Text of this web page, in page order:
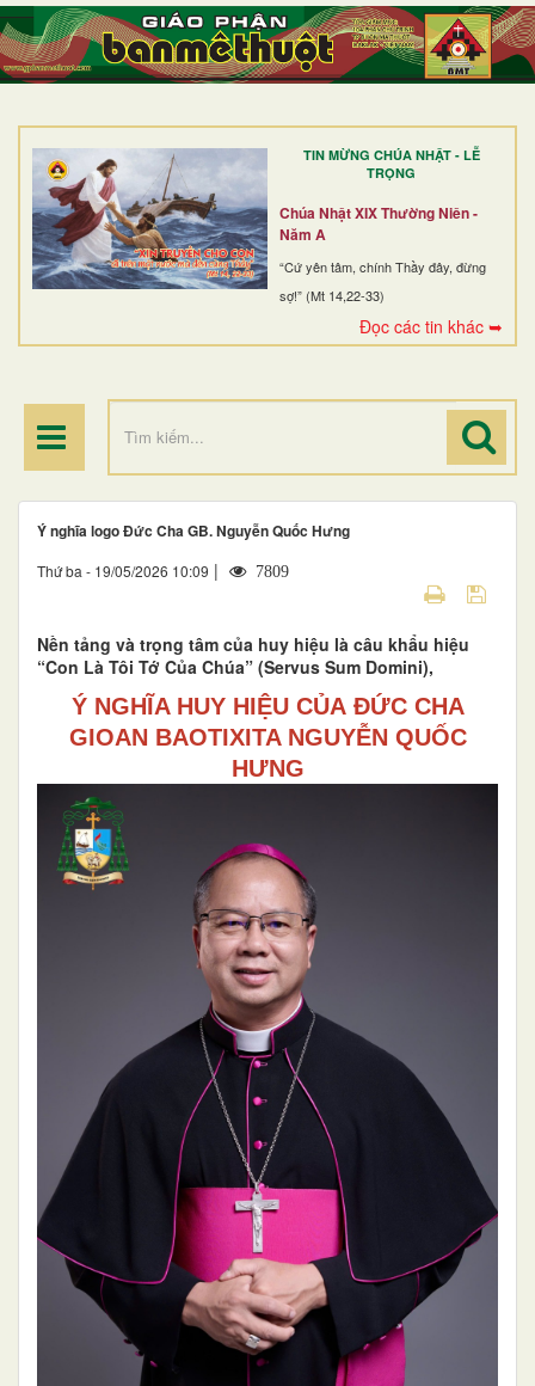
TIN MỪNG CHÚA NHẬT - LỄ
TRỌNG
Chúa Nhật XIX Thường Niên -
Năm A
“Cứ yên tâm, chính Thầy đây, đừng
sợ!” (Mt 14,22-33)
Đọc các tin khác ➥
TRANG NHẤT
GIỚI THIỆU
DÒNG TU
BAN MỤC VỤ
ĐOÀN THỂ CG
ĐIỂM HÀNH HƯƠNG
Ý nghĩa logo Đức Cha GB. Nguyễn Quốc Hưng
Thứ ba - 19/05/2026 10:09 | 7809
Nền tảng và trọng tâm của huy hiệu là câu khẩu hiệu
“Con Là Tôi Tớ Của Chúa” (Servus Sum Domini),
Ý NGHĨA HUY HIỆU CỦA ĐỨC CHA
GIOAN BAOTIXITA NGUYỄN QUỐC
HƯNG